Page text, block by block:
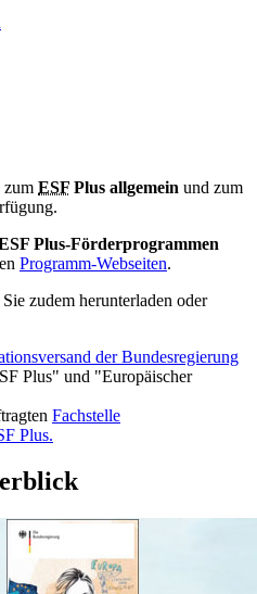
zum ESF Plus allgemein und zum
Plus-Förderprogrammen
Programm-Webseiten.
zudem herunterladen oder
der Bundesregierung
Plus" und "Europäischer
Fachstelle
Plus.